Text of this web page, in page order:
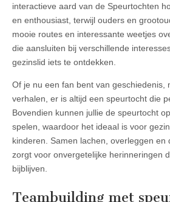
interactieve aard van de Speurtochten
en enthousiast, terwijl ouders en
mooie routes en interessante weetjes
die aansluiten bij verschillende
gezinslid iets te ontdekken.
Of je nu een fan bent van geschiedenis,
verhalen, er is altijd een speurtocht die
Bovendien kunnen jullie de speurtocht
spelen, waardoor het ideaal is voor
kinderen. Samen lachen, overleggen en
zorgt voor onvergetelijke herinneringen
bijblijven.
Teambuilding met